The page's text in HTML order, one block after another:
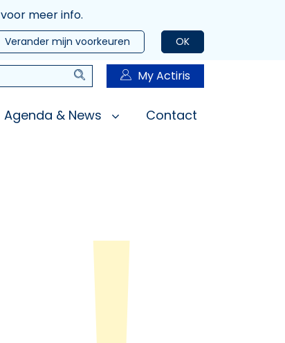
voor meer info.
OK
Verander mijn voorkeuren
Zoeken My Actiris
Agenda & News Contact